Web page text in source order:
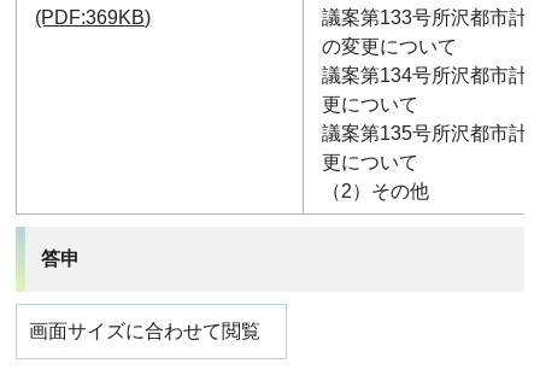
(PDF:369KB)
議案第133号所沢都市計
の変更について
議案第134号所沢都市計
更について
議案第135号所沢都市計
更について
（2）その他
答申
画面サイズに合わせて閲覧